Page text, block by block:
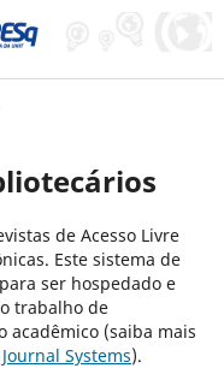
de Acesso Livre
Este sistema de
ser hospedado e
trabalho de
acadêmico (saiba mais
Systems).